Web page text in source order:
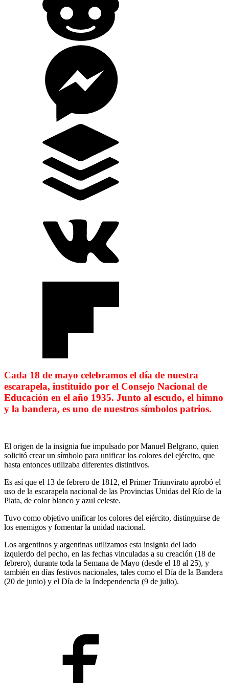
Cada 18 de mayo celebramos el día de nuestra
escarapela, instituido por el Consejo Nacional de
Educación en el año 1935. Junto al escudo, el himno
y la bandera, es uno de nuestros símbolos patrios.
El origen de la insignia fue impulsado por Manuel Belgrano, quien
solicitó crear un símbolo para unificar los colores del ejército, que
hasta entonces utilizaba diferentes distintivos.
Es así que el 13 de febrero de 1812, el Primer Triunvirato aprobó el
uso de la escarapela nacional de las Provincias Unidas del Río de la
Plata, de color blanco y azul celeste.
Tuvo como objetivo unificar los colores del ejército, distinguirse de
los enemigos y fomentar la unidad nacional.
Los argentinos y argentinas utilizamos esta insignia del lado
izquierdo del pecho, en las fechas vinculadas a su creación (18 de
febrero), durante toda la Semana de Mayo (desde el 18 al 25), y
también en días festivos nacionales, tales como el Día de la Bandera
(20 de junio) y el Día de la Independencia (9 de julio).